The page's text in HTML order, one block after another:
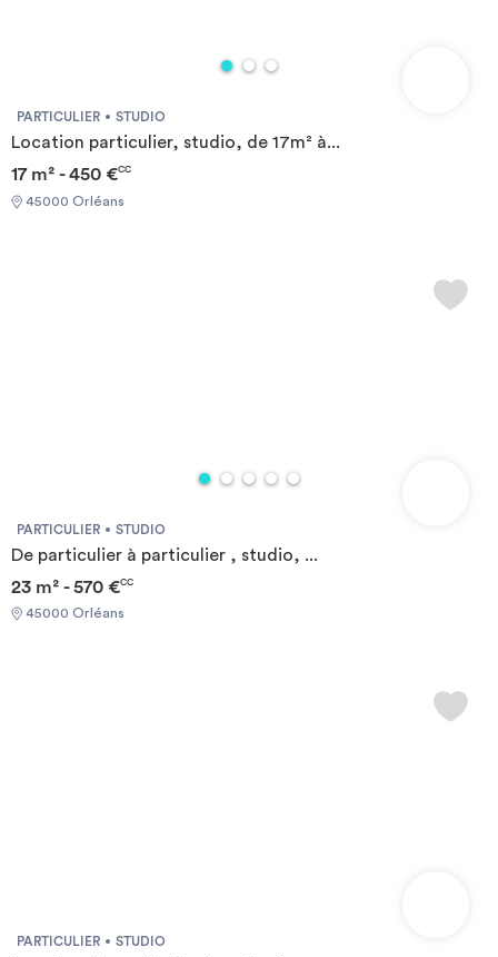
PARTICULIER STUDIO
Location particulier, studio, de 17m² à...
17 m² - 450 €CC
45000 Orléans
PARTICULIER STUDIO
De particulier à particulier , studio, ...
23 m² - 570 €CC
45000 Orléans
PARTICULIER STUDIO